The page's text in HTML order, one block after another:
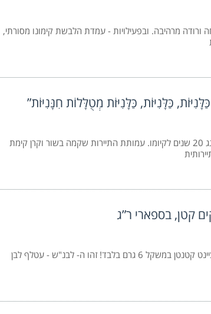
ורודה מרהיבה. ובפעילויות - עמדת הלבשת קימונו מסורתי,
כַּלָּנִיּוֹת, כַּלָּנִיּוֹת מְטֻלָּלוֹת חִנָּנִיּוֹת”
המשפחות מוזמנות לפסטיבל האהוב, החוגג 20 שנים לקיומו. עמותת התיירות שקמה בשור וקרן קימת
קטן, בספארי ר”ג
לבית החולים לחיות בר שבספארי, הגיע פציינט קטנטן במשקל 6 גרם בלבד! זהו ה- לבנ"ש - עטלף לבן